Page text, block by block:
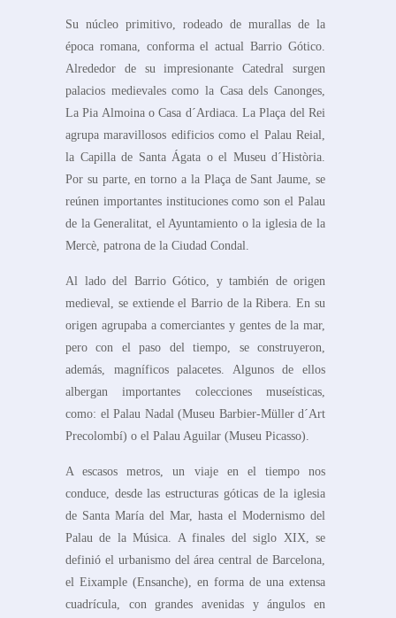
Su núcleo primitivo, rodeado de murallas de la
época romana, conforma el actual Barrio Gótico.
Alrededor de su impresionante Catedral surgen
palacios medievales como la Casa dels Canonges,
La Pia Almoina o Casa d´Ardiaca. La Plaça del Rei
agrupa maravillosos edificios como el Palau Reial,
la Capilla de Santa Ágata o el Museu d´Història.
Por su parte, en torno a la Plaça de Sant Jaume, se
reúnen importantes instituciones como son el Palau
de la Generalitat, el Ayuntamiento o la iglesia de la
Mercè, patrona de la Ciudad Condal.
Al lado del Barrio Gótico, y también de origen
medieval, se extiende el Barrio de la Ribera. En su
origen agrupaba a comerciantes y gentes de la mar,
pero con el paso del tiempo, se construyeron,
además, magníficos palacetes. Algunos de ellos
albergan importantes colecciones museísticas,
como: el Palau Nadal (Museu Barbier-Müller d´Art
Precolombí) o el Palau Aguilar (Museu Picasso).
A escasos metros, un viaje en el tiempo nos
conduce, desde las estructuras góticas de la iglesia
de Santa María del Mar, hasta el Modernismo del
Palau de la Música. A finales del siglo XIX, se
definió el urbanismo del área central de Barcelona,
el Eixample (Ensanche), en forma de una extensa
cuadrícula, con grandes avenidas y ángulos en